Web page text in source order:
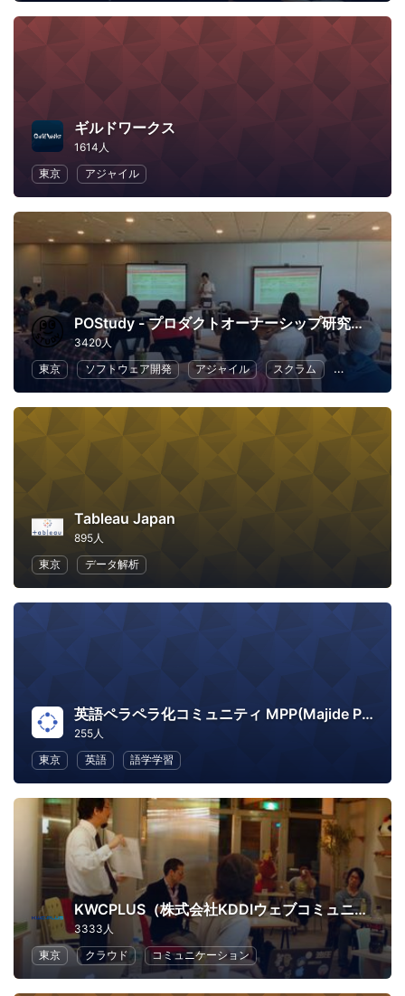
ギルドワークス
1614人
東京
アジャイル
POStudy - プロダクトオーナーシップ研究会 -
3420人
東京
ソフトウェア開発 アジャイル スクラム ビジネス
Tableau Japan
895人
東京
データ解析
英語ペラペラ化コミュニティ MPP(Majide Perapera Project)
255人
東京
英語 語学学習
KWCPLUS（株式会社KDDIウェブコミュニケーションズ）
3333人
東京
クラウド コミュニケーション